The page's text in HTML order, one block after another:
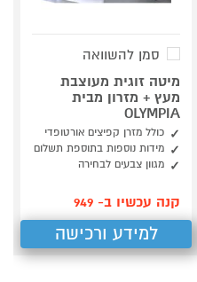
סמן להשוואה
מיטה זוגית מעוצבת
מעץ + מזרון מבית
OLYMPIA
כולל מזרן קפיצים אורטופדי
מידות נוספות בתוספת תשלום
מגוון צבעים לבחירה
קנה עכשיו ב- 949
למידע ורכישה